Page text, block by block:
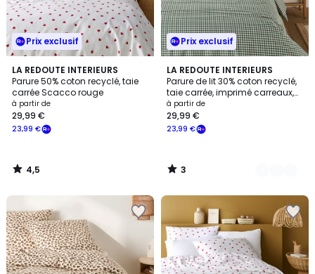
Prix exclusif
LA REDOUTE INTERIEURS
Parure 50% coton recyclé, taie
carrée Scacco rouge
à partir de
23,99 €
29,99 €
4,5
/ 5
4,5
/
Prix exclusif
LA REDOUTE INTERIEURS
Parure de lit 30% coton recyclé,
taie carrée, imprimé carreaux,
LESIA
à partir de
23,99 €
29,99 €
3
/
5
2
Couleurs
3
/